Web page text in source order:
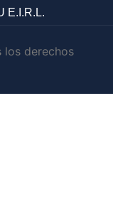
E.I.R.L.
los derechos